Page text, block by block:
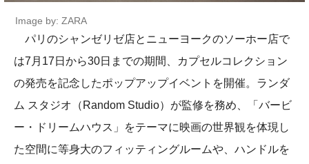
Image by: ZARA
パリのシャンゼリゼ店とニューヨークのソーホー店で
は7月17日から30日までの期間、カプセルコレクション
の発売を記念したポップアップイベントを開催。ランダ
ム スタジオ（Random Studio）が監修を務め、「バービ
ー・ドリームハウス」をテーマに映画の世界観を体現し
た空間に等身大のフィッティングルームや、ハンドルを